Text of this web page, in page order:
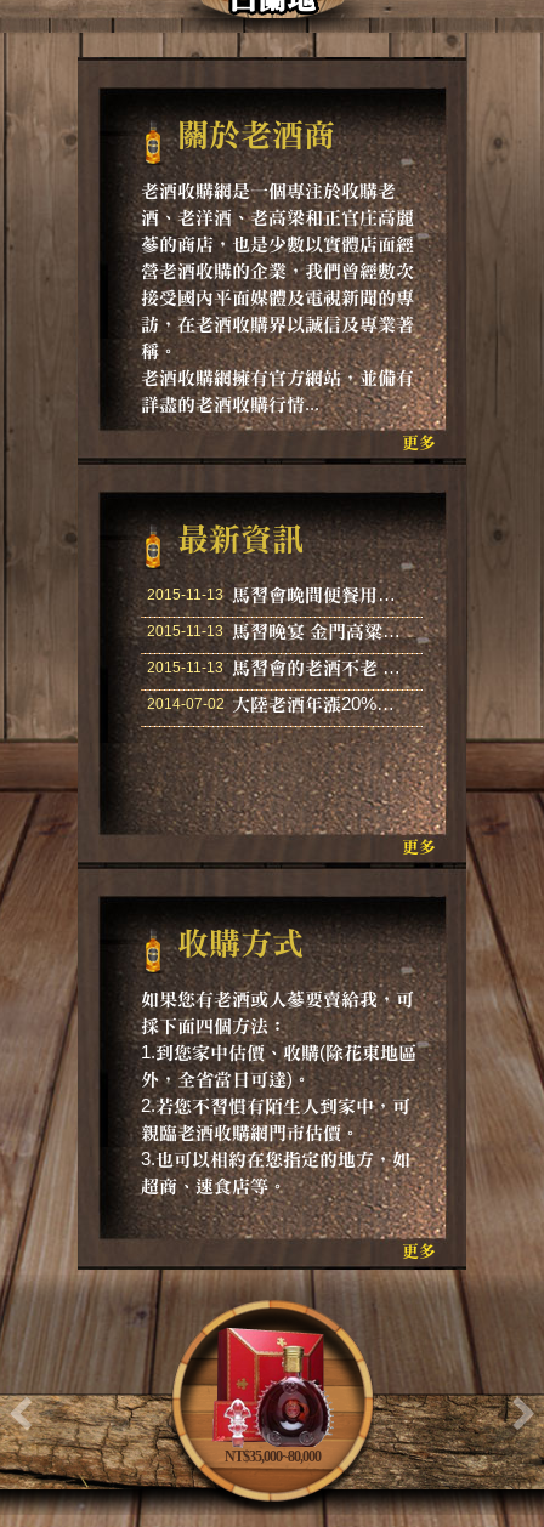
關於老酒商
老酒收購網是一個專注於收購老
酒、老洋酒、老高梁和正官庄高麗
蔘的商店，也是少數以實體店面經
營老酒收購的企業，我們曾經數次
接受國內平面媒體及電視新聞的專
訪，在老酒收購界以誠信及專業著
稱。
老酒收購網擁有官方網站，並備有
詳盡的老酒收購行情...
更多
最新資訊
2015-11-13 馬習會晚間便餐用酒大揭密 喝90年金門高粱原因是…
2015-11-13 馬習晚宴 金門高粱馬祖老酒上桌
2015-11-13 馬習會的老酒不老 東湧陳高才是寶
2014-07-02 大陸老酒年漲20%的收購與認知
更多
收購方式
如果您有老酒或人蔘要賣給我，可
採下面四個方法：
1.到您家中估價、收購(除花東地區
外，全省當日可達)。
2.若您不習慣有陌生人到家中，可
親臨老酒收購網門市估價。
3.也可以相約在您指定的地方，如
超商、速食店等。
更多
NT$35,000~80,000